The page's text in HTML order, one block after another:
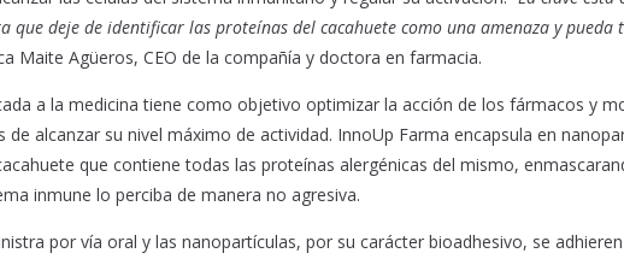
que deje de identificar las proteínas del cacahuete como una amenaza y
Maite Agüeros, CEO de la compañía y doctora en farmacia.
a la medicina tiene como objetivo optimizar la acción de los fármacos y
de alcanzar su nivel máximo de actividad. InnoUp Farma encapsula en
que contiene todas las proteínas alergénicas del mismo,
inmune lo perciba de manera no agresiva.
por vía oral y las nanopartículas, por su carácter bioadhesivo, se